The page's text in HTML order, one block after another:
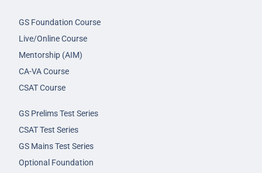
GS Foundation Course
Live/Online Course
Mentorship (AIM)
CA-VA Course
CSAT Course
GS Prelims Test Series
CSAT Test Series
GS Mains Test Series
Optional Foundation